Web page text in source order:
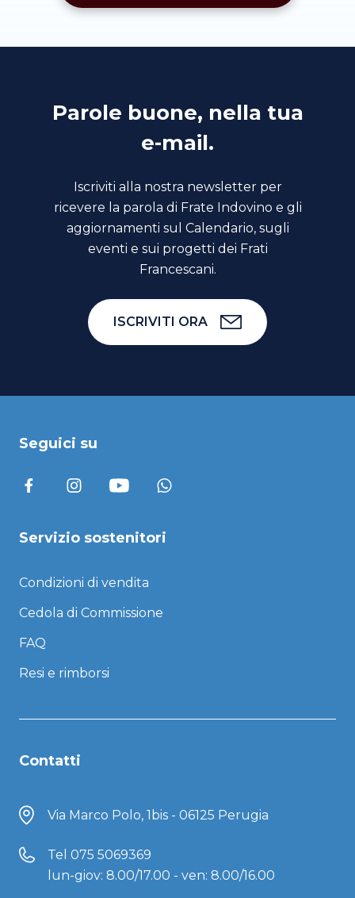
Parole buone, nella tua
e-mail.
Iscriviti alla nostra newsletter per
ricevere la parola di Frate Indovino e gli
aggiornamenti sul Calendario, sugli
eventi e sui progetti dei Frati
Francescani.
ISCRIVITI ORA
Seguici su
Servizio sostenitori
Condizioni di vendita
Cedola di Commissione
FAQ
Resi e rimborsi
Contatti
Via Marco Polo, 1bis - 06125 Perugia
Tel 075 5069369
lun-giov: 8.00/17.00 - ven: 8.00/16.00